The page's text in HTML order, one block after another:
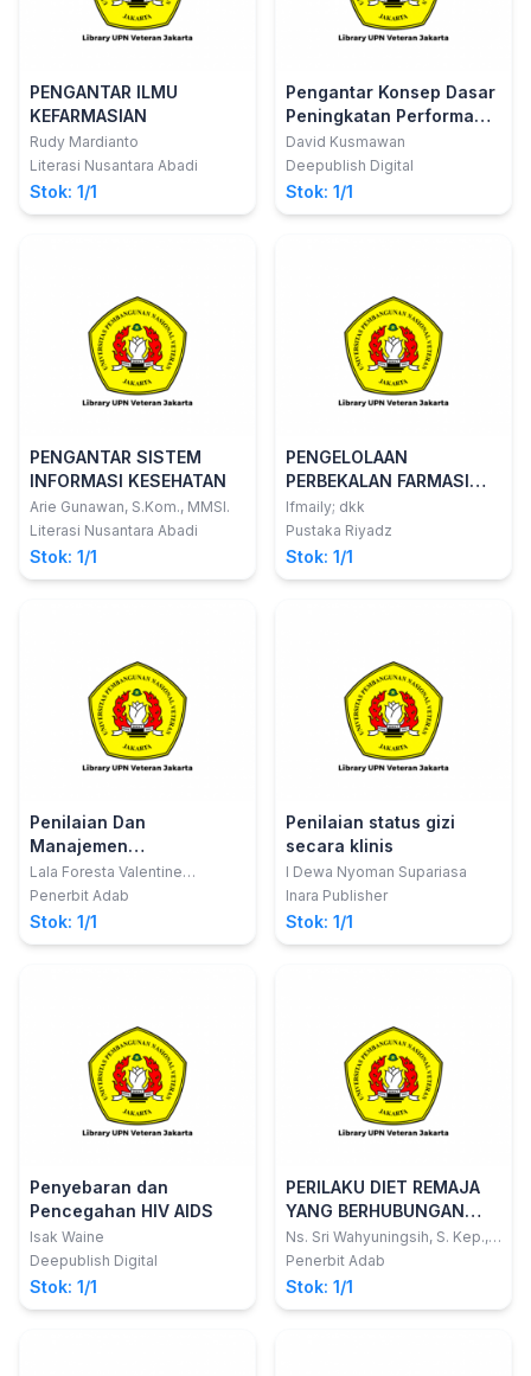
PENGANTAR ILMU
KEFARMASIAN
Rudy Mardianto
Literasi Nusantara Abadi
Stok: 1/1
Pengantar Konsep Dasar
Peningkatan Performa
Dan Budaya K3 Melalui
Safety Talk Meeting
David Kusmawan
Deepublish Digital
Stok: 1/1
PENGANTAR SISTEM
INFORMASI KESEHATAN
Arie Gunawan, S.Kom., MMSI.
Literasi Nusantara Abadi
Stok: 1/1
PENGELOLAAN
PERBEKALAN FARMASI
DARI PERSPEKTIF
FARMAKOEKONOMI Jilid 2
Ifmaily; dkk
Pustaka Riyadz
Stok: 1/1
Penilaian Dan
Manajemen
Permasalahan Gizi Balita
Lala Foresta Valentine
Gunasari; dkk
Penerbit Adab
Stok: 1/1
Penilaian status gizi
secara klinis
I Dewa Nyoman Supariasa
Inara Publisher
Stok: 1/1
Penyebaran dan
Pencegahan HIV AIDS
Isak Waine
Deepublish Digital
Stok: 1/1
PERILAKU DIET REMAJA
YANG BERHUBUNGAN
DENGAN STATUS GIZI
Ns. Sri Wahyuningsih, S. Kep.,
M. Kep.,; Dr. Deswita, M. Kep.,
Susmiati, M. Biomed
Penerbit Adab
Stok: 1/1